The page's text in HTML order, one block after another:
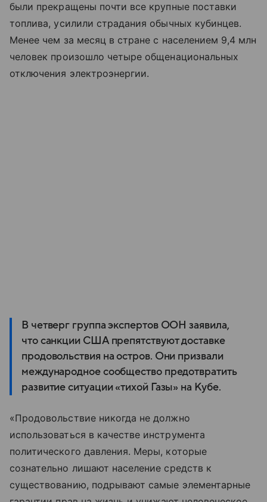
были прекращены почти все крупные поставки
топлива,усилили страдания обычных кубинцев.
Менее чем за месяц в стране с населением 9,4 млн
человек произошло четыре общенациональных
отключения электроэнергии.
В четверг группа экспертов ООН заявила,
что санкции США препятствуют доставке
продовольствия на остров. Они призвали
международное сообщество предотвратить
развитие ситуации «тихой Газы» на Кубе.
«Продовольствие никогда недолжно
использоваться в качестве инструмента
политического давления. Меры, которые
сознательно лишают население средств к
существованию, подрывают самые элементарные